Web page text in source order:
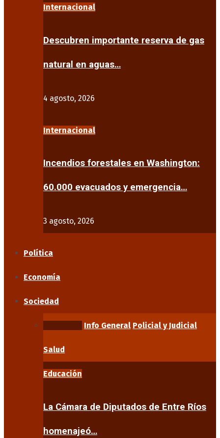
Internacional
Descubren importante reserva de gas
natural en aguas…
4 agosto, 2026
Internacional
Incendios forestales en Washington:
60.000 evacuados y emergencia…
3 agosto, 2026
Política
Economía
Sociedad
Info General Policial y Judicial
Salud
Educación
La Cámara de Diputados de Entre Ríos
homenajeó…